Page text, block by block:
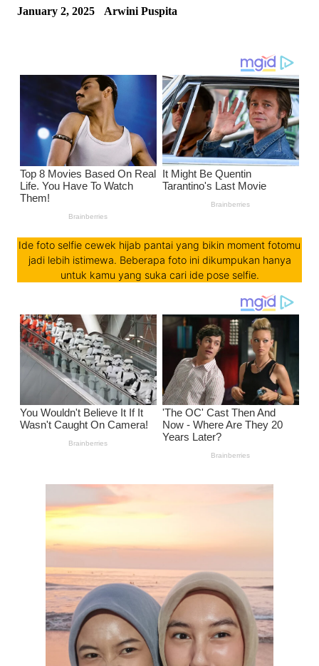
January 2, 2025 Arwini Puspita
Ide foto selfie cewek hijab pantai yang bikin moment fotomu
jadi lebih istimewa. Beberapa foto ini dikumpukan hanya
untuk kamu yang suka cari ide pose selfie.